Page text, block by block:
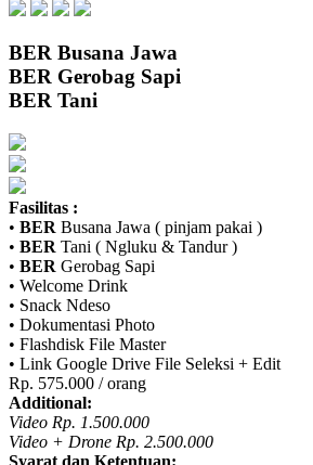
BER Busana Jawa
BER Gerobag Sapi
BER Tani
Fasilitas :
• BER Busana Jawa ( pinjam pakai )
• BER Tani ( Ngluku & Tandur )
• BER Gerobag Sapi
• Welcome Drink
• Snack Ndeso
• Dokumentasi Photo
• Flashdisk File Master
• Link Google Drive File Seleksi + Edit
Rp. 575.000 / orang
Additional:
Video Rp. 1.500.000
Video + Drone Rp. 2.500.000
Syarat dan Ketentuan: